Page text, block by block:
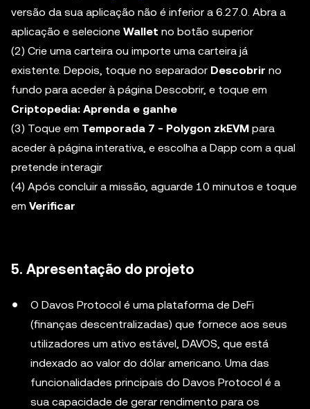
versão da sua aplicação não é inferior a 6.27.0. Abra a
aplicação e selecione Wallet no botão superior
(2) Crie uma carteira ou importe uma carteira já
existente. Depois, toque no separador Descobrir no
fundo para aceder à página Descobrir, e toque em
Criptopedia: Aprenda e ganhe
(3) Toque em Temporada 7 - Polygon zkEVM para
aceder à página interativa, e escolha a Dapp com a qual
pretende interagir
(4) Após concluir a missão, aguarde 10 minutos e toque
em Verificar
5. Apresentação do projeto
O Davos Protocol é uma plataforma de DeFi
(finanças descentralizadas) que fornece aos seus
utilizadores um ativo estável, DAVOS, que está
indexado ao valor do dólar americano. Uma das
funcionalidades principais do Davos Protocol é a
sua capacidade de gerar rendimento para os